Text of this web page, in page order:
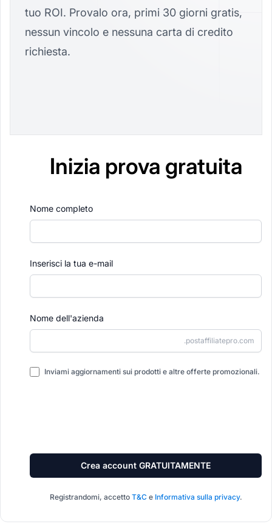
tuo ROI. Provalo ora, primi 30 giorni gratis,
nessun vincolo e nessuna carta di credito
richiesta.
Inizia prova gratuita
Nome completo
Inserisci la tua e-mail
Nome dell'azienda
.postaffiliatepro.com
Inviami aggiornamenti sui prodotti e altre offerte promozionali.
Crea account GRATUITAMENTE
Registrandomi, accetto T&C e Informativa sulla privacy.